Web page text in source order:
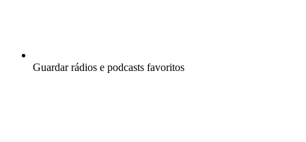
Guardar rádios e podcasts favoritos